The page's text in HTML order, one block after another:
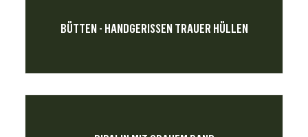
BÜTTEN - HANDGERISSEN TRAUER HÜLLEN